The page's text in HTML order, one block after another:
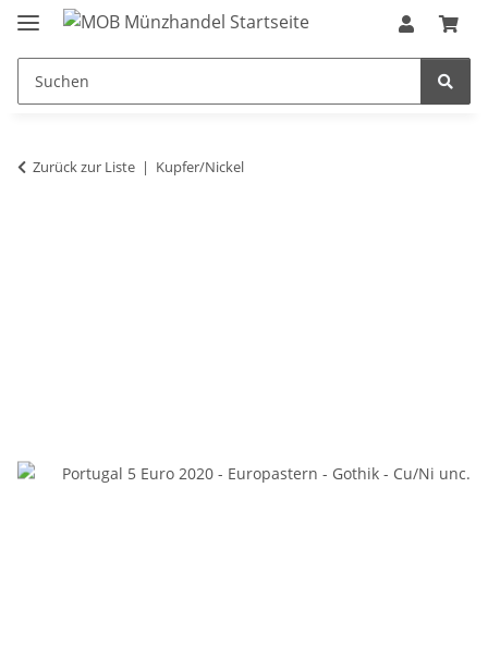
Zurück zur Liste Kupfer/Nickel